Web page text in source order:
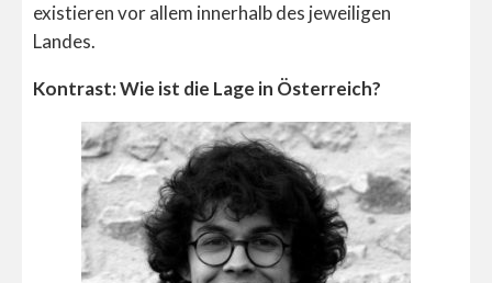
existieren vor allem innerhalb des jeweiligen
Landes.
Kontrast: Wie ist die Lage in Österreich?